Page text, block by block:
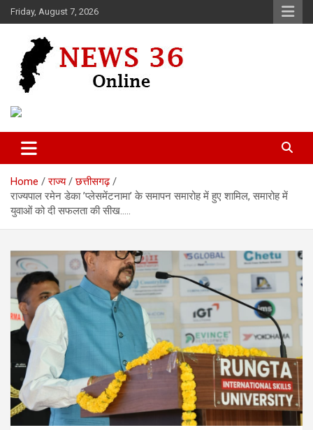
Skip
to
Friday, August 7, 2026
News 36
Home राज्य
छत्तीसगढ़
राज्यपाल रमेन डेका ’प्लेसमेंटनामा’ के समापन समारोह में हुए शामिल, समारोह में
युवाओं को दी सफलता की सीख…..